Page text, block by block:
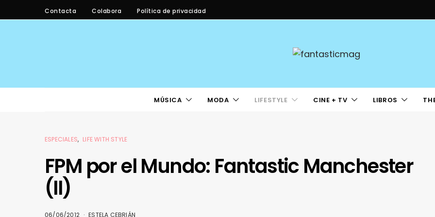
Contacta Colabora Política de privacidad
MÚSICA MODA LIFESTYLE CINE + TV LIBROS
ESPECIALES LIFE WITH STYLE
FPM por el Mundo: Fantastic Manchester
(II)
06/06/2012 ESTELA CEBRIÁN